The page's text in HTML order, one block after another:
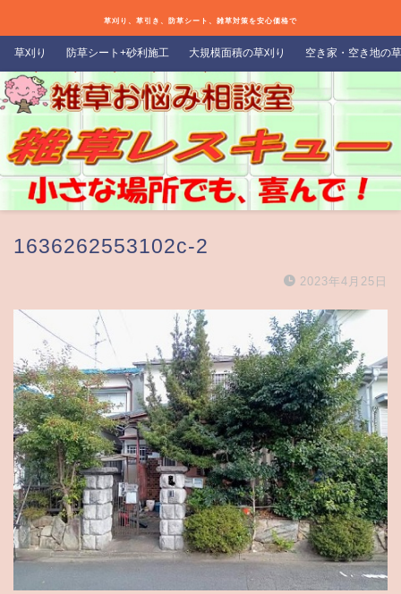
草刈り、草引き、防草シート、雑草対策を安心価格で
草刈り 防草シート+砂利施工 大規模面積の草刈り 空き家・空き地の
1636262553102c-2
2023年4月25日